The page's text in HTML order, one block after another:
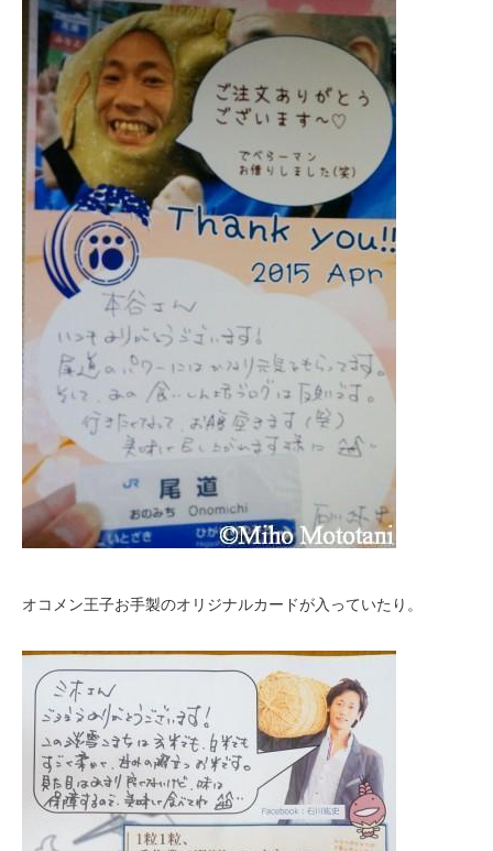
オコメン王子お手製のオリジナルカードが入っていたり。